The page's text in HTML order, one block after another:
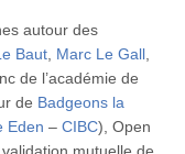
autour des
Baut, Marc Le Gall,
de l’académie de
de Badgeons la
Eden – CIBC), Open
mutuelle de